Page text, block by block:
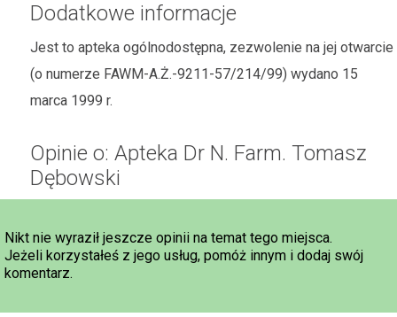
Dodatkowe informacje
Jest to apteka ogólnodostępna, zezwolenie na jej otwarcie
(o numerze FAWM-A.Ż.-9211-57/214/99) wydano 15
marca 1999 r.
Opinie o: Apteka Dr N. Farm. Tomasz
Dębowski
Nikt nie wyraził jeszcze opinii na temat tego miejsca.
Jeżeli korzystałeś z jego usług, pomóż innym i dodaj swój
komentarz.